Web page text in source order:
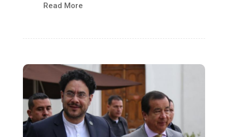
Read More